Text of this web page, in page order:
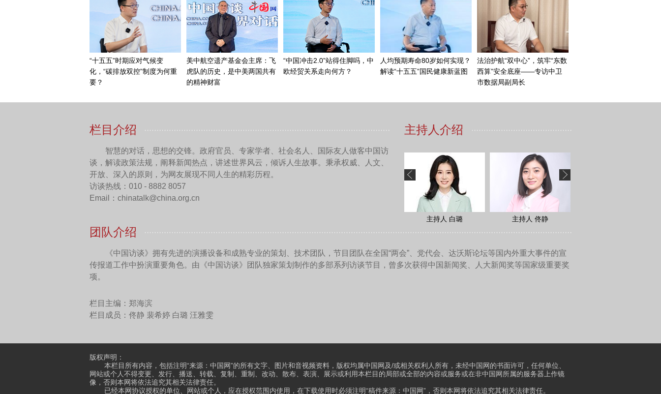
生接触，变成高放射性的核污染水，这个是“水深”。这也恰恰是为什么到今天福岛核事故处理进度缓慢、福岛核污染水排放
会引起各方严重关切的最根本的原因。
用今天的眼光来看，福岛第一核电站这个事故有几处致命的问题。第一，刚才我们已经谈到这个灾难是大型复合灾
难。第二，三个反应堆以及其它的两个反应堆也有一些“较为”不严重，但实际上也很严重的事故。所以，它是一个连锁的事
故，不像切尔诺贝利、三里岛都是单个反应堆，它是多个反应堆同时发生事故。
节约成本，所以人为地就把这个山坡削减到了10米。因此在2011年大海啸来临的时候，就遭受了海啸的袭击。同时这个选
址还选在了日本的一个叫阿武隈山脉的地下水系之上。按照常理，核电站或者核电厂应该选在“干址”上，也就是没有地下水
流过，可恰恰因为削低了海拔高度，同时又处在一个地下水系的上方，我们用专业的话就是它处于一个“湿址”之上，这就造
成了在事故发生之后，地下水的控制和管理面临着空前的挑战。
所以，今天我们谈到核污染水问题，必须要知道核污染水是怎么生成的。简而言之就是在事故的初期，因为有三个反
应堆以及另外的反应堆需要不断地进行注水冷却，这个大概每天要注入四五百吨的水，这与高放射性的堆芯接触，成为了
核污染水。同时，由于地下水每天有七八百吨的地下水要流经核电站的所在厂房，这中间有一半的地下水又和熔毁的堆芯
发生接触，成为核污染水。我们知道日本处在太平洋，然后它每年都要经历两个月的台风季，大量的雨水又和高放射性的
堆芯发生了接触，成为了核污染水。
的“水深火热”。
所以当时日本主流媒体就提出来“一定要想万全的措施，防止福岛核电站的‘海上切尔诺贝利化’”。经过十来年的整治，
很不幸地成为了一个现实。
（本期人员：编导：裴希婷；摄像：董超 王一辰；图片：杨佳；后期：刘凯；主编：郑海滨）